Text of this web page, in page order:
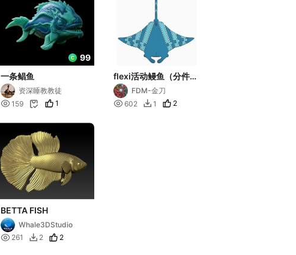
99
一条鲳鱼
资深睡教教徒
 159  1
flexi活动鳗鱼（分件双
色打印）
Flexi_Manta_Ray_Re
mix
FDM-金刀
 602  1 2
BETTA FISH
Whale3DStudio
 261  2 2